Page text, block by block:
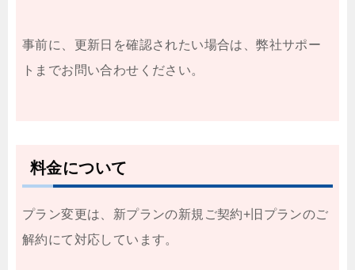
事前に、更新日を確認されたい場合は、弊社サポー
トまでお問い合わせください。
料金について
プラン変更は、新プランの新規ご契約+旧プランのご
解約にて対応しています。